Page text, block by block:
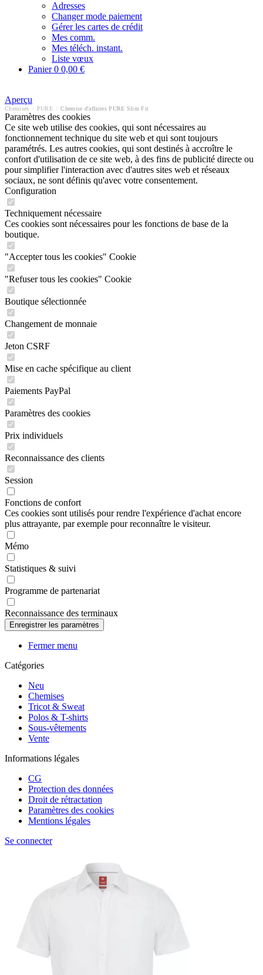
Adresses
Changer mode paiement
Gérer les cartes de crédit
Mes comm.
Mes téléch. instant.
Liste vœux
Panier0 0,00 €
Aperçu
Chemises PURE Chemise d'affaires PURE Slim Fit
Paramètres des cookies
Ce site web utilise des cookies, qui sont nécessaires au
fonctionnement technique du site web et qui sont toujours
paramétrés. Les autres cookies, qui sont destinés à accroître le
confort d'utilisation de ce site web, à des fins de publicité directe ou
pour simplifier l'interaction avec d'autres sites web et réseaux
sociaux, ne sont définis qu'avec votre consentement.
Configuration
Techniquement nécessaire
Ces cookies sont nécessaires pour les fonctions de base de la
boutique.
"Accepter tous les cookies" Cookie
"Refuser tous les cookies" Cookie
Boutique sélectionnée
Changement de monnaie
Jeton CSRF
Mise en cache spécifique au client
Paiements PayPal
Paramètres des cookies
Prix individuels
Reconnaissance des clients
Session
Fonctions de confort
Ces cookies sont utilisés pour rendre l'expérience d'achat encore
plus attrayante, par exemple pour reconnaître le visiteur.
Mémo
Statistiques & suivi
Programme de partenariat
Reconnaissance des terminaux
Fermer menu
Catégories
Neu
Chemises
Tricot & Sweat
Polos & T-shirts
Sous-vêtements
Vente
Informations légales
CG
Protection des données
Droit de rétractation
Paramètres des cookies
Mentions légales
Se connecter